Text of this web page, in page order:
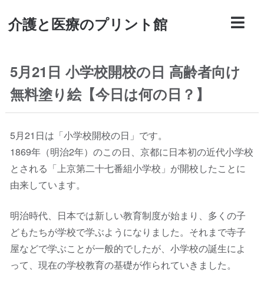
介護と医療のプリント館
5月21日 小学校開校の日 高齢者向け
無料塗り絵【今日は何の日？】
5月21日は「小学校開校の日」です。
1869年（明治2年）のこの日、京都に日本初の近代小学校
とされる「上京第二十七番組小学校」が開校したことに
由来しています。
明治時代、日本では新しい教育制度が始まり、多くの子
どもたちが学校で学ぶようになりました。それまで寺子
屋などで学ぶことが一般的でしたが、小学校の誕生によ
って、現在の学校教育の基礎が作られていきました。